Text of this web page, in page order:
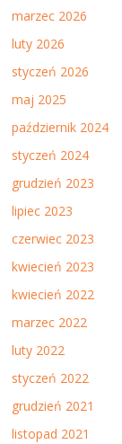
marzec 2026
luty 2026
styczeń 2026
maj 2025
październik 2024
styczeń 2024
grudzień 2023
lipiec 2023
czerwiec 2023
kwiecień 2023
kwiecień 2022
marzec 2022
luty 2022
styczeń 2022
grudzień 2021
listopad 2021